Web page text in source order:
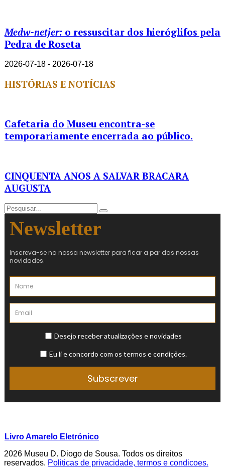
Medw-netjer: o ressuscitar dos hieróglifos pela
Pedra de Roseta
2026-07-18 - 2026-07-18
HISTÓRIAS E NOTÍCIAS
Cafetaria do Museu encontra-se
temporariamente encerrada ao público.
CINQUENTA ANOS A SALVAR BRACARA
AUGUSTA
Livro Amarelo Eletrónico
2026 Museu D. Diogo de Sousa. Todos os direitos
reservados. Politicas de privacidade, termos e condicoes.